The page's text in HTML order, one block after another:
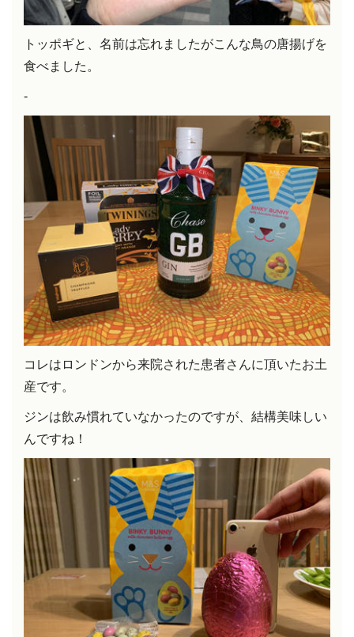
トッポギと、名前は忘れましたがこんな鳥の唐揚げを
食べました。
-
コレはロンドンから来院された患者さんに頂いたお土
産です。
ジンは飲み慣れていなかったのですが、結構美味しい
んですね！